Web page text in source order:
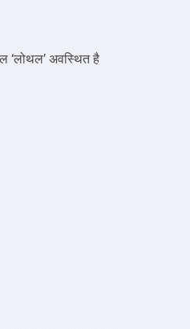
‘लोथल’ अवस्थित है